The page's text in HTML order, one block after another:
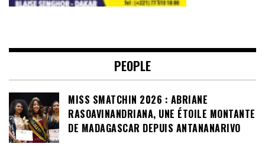
PEOPLE
MISS SMATCHIN 2026 : ABRIANE
RASOAVINANDRIANA, UNE ÉTOILE MONTANTE
DE MADAGASCAR DEPUIS ANTANANARIVO